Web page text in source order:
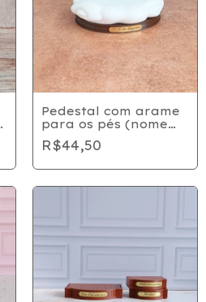
Pedestal com arame
para os pés (nome
personalizável)
R$44,50